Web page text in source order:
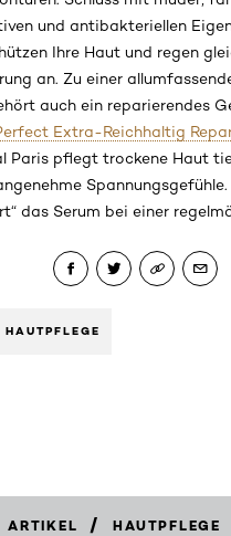
und antibakteriellen
Ihre Haut und regen
an. Zu einer
auch ein reparierendes
Extra-Reichhaltig
Paris pflegt trockene Haut
das Serum bei einer
HAUTPFLEGE
ARTIKEL / HAUTPFLEGE